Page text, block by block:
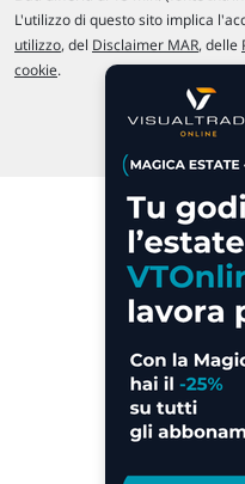
L'utilizzo di questo sito implica
utilizzo, del Disclaimer MAR, delle
cookie.